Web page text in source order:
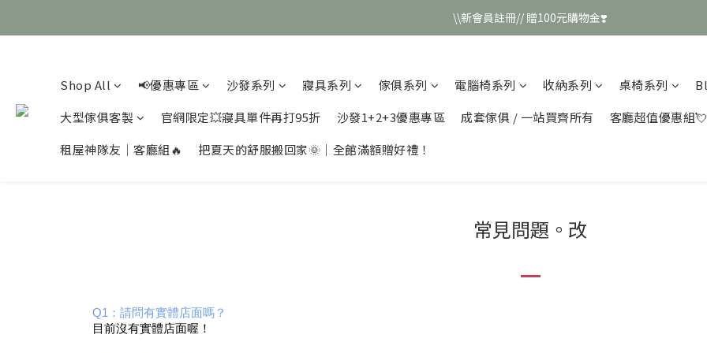
\\新會員註冊// 贈100元購物金❣️
\\新會員註冊// 贈100元購物金❣️
\\新會員註冊// 贈100元購物金❣️
Shop All 📢優惠專區 沙發系列 寢具系列 傢俱系列 電腦椅系列 收納系列 桌椅系列
大型傢俱客製
官網限定💥寢具單件再打95折 沙發1+2+3優惠專區 成套傢俱 / 一站買齊所有
客廳超值優惠組💘
租屋神隊友｜客廳組🔥
把夏天的舒服搬回家🌞｜全館滿額贈好禮！
常見問題。改
Q1：請問有實體店面嗎？
目前沒有實體店面喔！